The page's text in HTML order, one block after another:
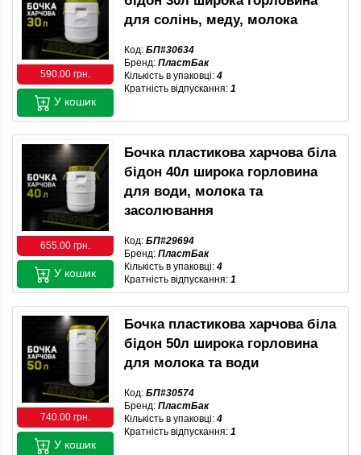
590.00 грн.
для солінь, меду, молока
Код: БП#30634
Бренд: ПластБак
Кількість в упаковці: 4
Кратність відпускання: 1
У кошик
655.00 грн.
Бочка пластикова харчова біла
бідон 40л широка горловина
для води, молока та
засолювання
Код: БП#29694
Бренд: ПластБак
Кількість в упаковці: 4
Кратність відпускання: 1
У кошик
740.00 грн.
Бочка пластикова харчова біла
бідон 50л широка горловина
для молока та води
Код: БП#30574
Бренд: ПластБак
Кількість в упаковці: 4
Кратність відпускання: 1
У кошик